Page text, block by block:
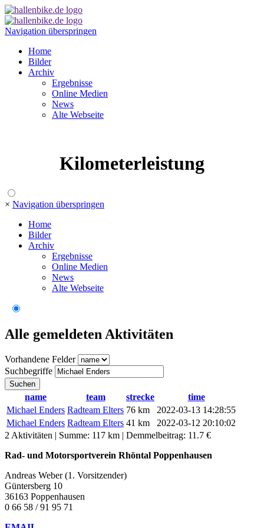
Navigation überspringen
Home
Bilder
Archiv
Ergebnisse
Online Medien
News
Alte Webseite
Kilometerleistung
× Navigation überspringen
Home
Bilder
Archiv
Ergebnisse
Online Medien
News
Alte Webseite
Alle gemeldeten Aktivitäten
Vorhandene Felder
Suchbegriffe
Suchen
name team strecke
time
Michael Enders Radteam Elters 76 km
2022-03-13 14:28:55
Michael Enders Radteam Elters 41 km
2022-03-12 20:10:02
2 Aktivitäten | Summe: 117 km | Demmelbeitrag: 11.7 €
Rad- und Motorsportverein Rhöntal Poppenhausen
Andreas Weber (1. Vorsitzender)
Güntersberg 10
36163 Poppenhausen
0 66 58 / 91 95 71